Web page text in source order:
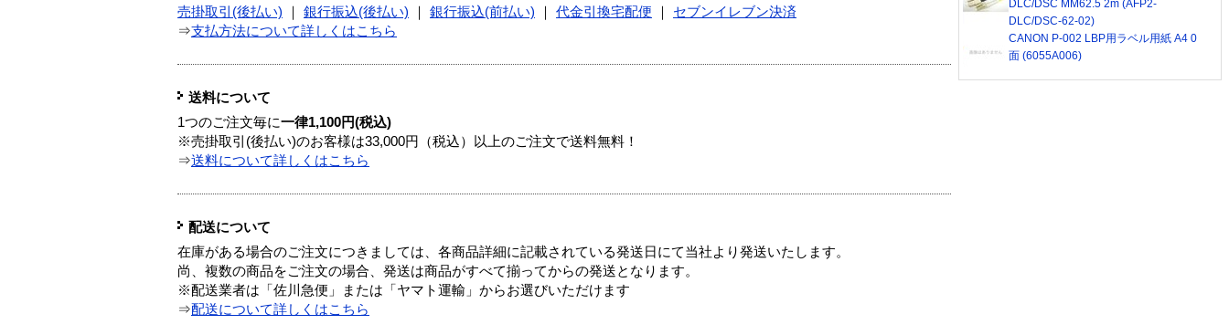
売掛取引(後払い) 銀行振込(後払い) 銀行振込(前払い) 代金引換宅配便
セブンイレブン決済
⇒支払方法について詳しくはこちら
送料について
1つのご注文毎に一律1,100円(税込)
※売掛取引(後払い)のお客様は33,000円（税込）以上のご注文で送料無料！
⇒送料について詳しくはこちら
配送について
在庫がある場合のご注文につきましては、各商品詳細に記載されている発送日にて当社より発送いたします。
尚、複数の商品をご注文の場合、発送は商品がすべて揃ってからの発送となります。
※配送業者は「佐川急便」または「ヤマト運輸」からお選びいただけます
⇒配送について詳しくはこちら
DLC/DSC MM62.5 2m (AFP2-
DLC/DSC-62-02)
CANON P-002 LBP用ラベル用紙 A4 0
面 (6055A006)